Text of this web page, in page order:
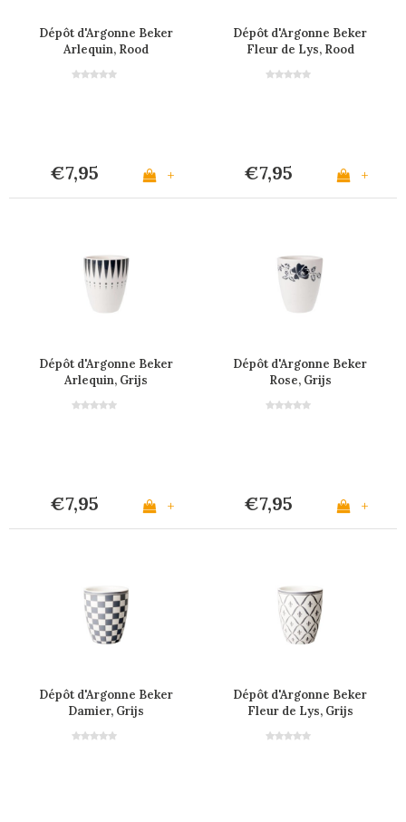
Dépôt d'Argonne Beker
Arlequin, Rood
€7,95 +
Dépôt d'Argonne Beker
Fleur de Lys, Rood
€7,95 +
Dépôt d'Argonne Beker
Arlequin, Grijs
€7,95 +
Dépôt d'Argonne Beker
Rose, Grijs
€7,95 +
Dépôt d'Argonne Beker
Damier, Grijs
Dépôt d'Argonne Beker
Fleur de Lys, Grijs